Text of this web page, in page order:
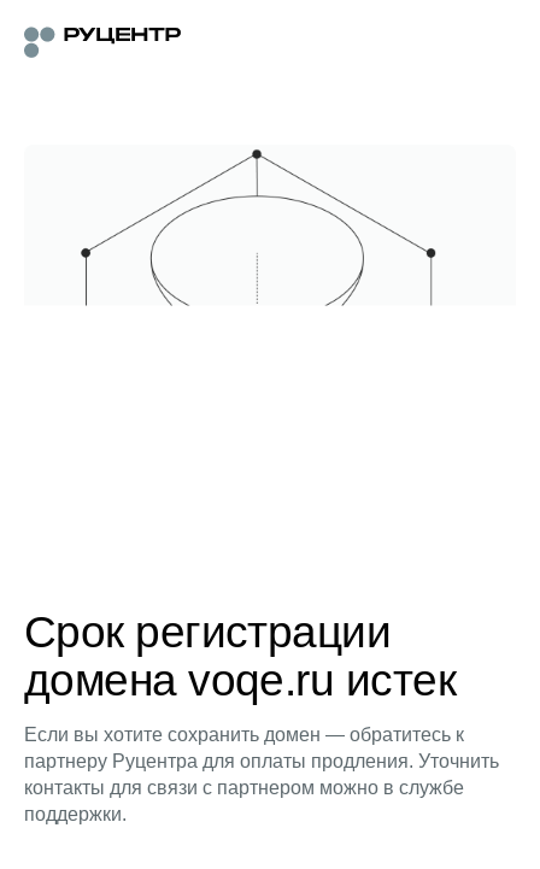
Срок регистрации
домена voqe.ru истек
Если вы хотите сохранить домен — обратитесь к
партнеру Руцентра для оплаты продления. Уточнить
контакты для связи с партнером можно в службе
поддержки.